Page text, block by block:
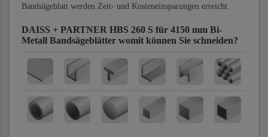
Bandsägeblatt werden Zeit- und Kosteneinsparungen erreicht.
DAISS + PARTNER HBS 260 S für 4150 mm Bi-
Metall Bandsägeblätter womit können Sie schneiden?